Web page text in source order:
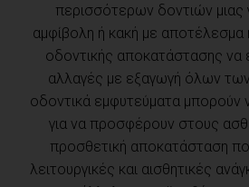
περισσότερων δοντιών μιας
αμφίβολη ή κακή με αποτέλεσμα
οδοντικής αποκατάστασης να
αλλαγές με εξαγωγή όλων
οδοντικά εμφυτεύματα μπορούν
για να προσφέρουν στους
προσθετική αποκατάσταση
λειτουργικές και αισθητικές